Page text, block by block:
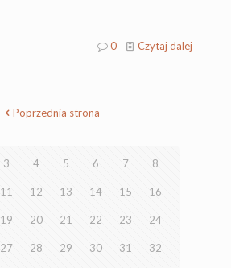
0 Czytaj dalej
Poprzednia strona
3 4 5 6 7 8
11 12 13 14 15 16
19 20 21 22 23 24
27 28 29 30 31 32